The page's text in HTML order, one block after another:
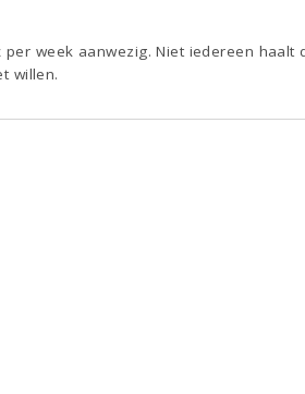
week aanwezig. Niet iedereen haalt
willen.